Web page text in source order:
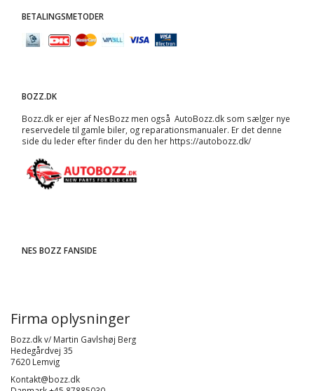
BETALINGSMETODER
BOZZ.DK
Bozz.dk er ejer af NesBozz men også AutoBozz.dk som sælger nye
reservedele til gamle biler, og reparationsmanualer. Er det denne
side du leder efter finder du den her https://autobozz.dk/
NES BOZZ FANSIDE
Firma oplysninger
Bozz.dk v/ Martin Gavlshøj Berg
Hedegårdvej 35
7620 Lemvig
Kontakt@bozz.dk